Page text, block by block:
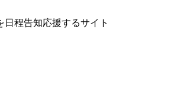
程告知応援するサイト